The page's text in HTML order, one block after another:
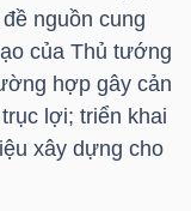
nguồn cung
của Thủ tướng
hợp gây cản
lợi; triển khai
xây dựng cho